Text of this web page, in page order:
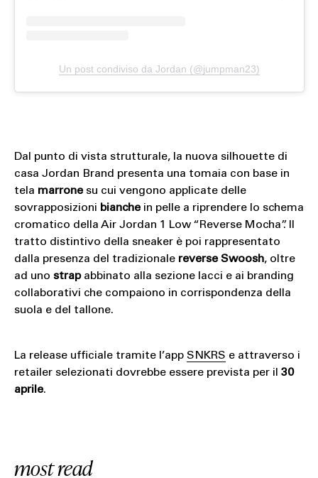
Un post condiviso da Jordan (@jumpman23)
Dal punto di vista strutturale, la nuova silhouette di
casa Jordan Brand presenta una tomaia con base in
tela marronesu cui vengono applicate delle
sovrapposizioni bianchein pelle a riprendere lo schema
cromatico della Air Jordan 1 Low “Reverse Mocha”. Il
tratto distintivo della sneaker è poi rappresentato
dalla presenza del tradizionale reverse Swoosh, oltre
ad uno strapabbinato alla sezione lacci e ai branding
collaborativi che compaiono in corrispondenza della
suola e del tallone.
La release ufficiale tramite l’app SNKRS e attraverso i
retailer selezionati dovrebbe essere prevista per il 30
aprile.
most read